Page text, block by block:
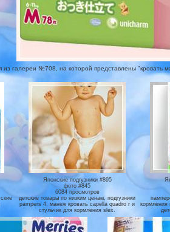
из галереи №708, на которой представлены "кровать
Японские подгузники #895
фото #845
6084 просмотров
детские товары по низким ценам, подгузники
pampers 4, манеж кровать capella quadro r и
стульчик для кормления slex.
кормления